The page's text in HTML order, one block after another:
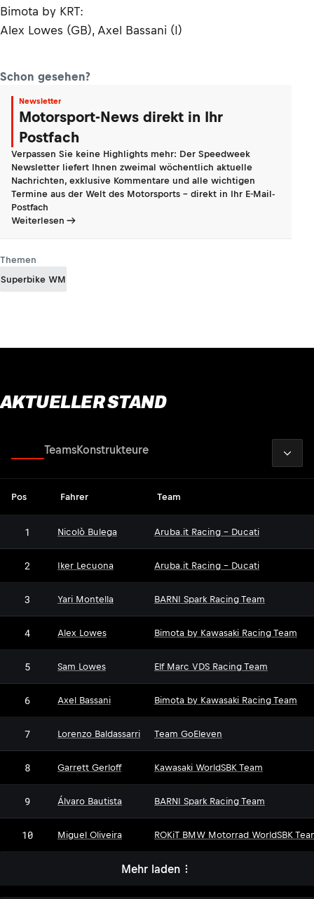
Bimota by KRT:
Alex Lowes (GB), Axel Bassani (I)
Schon gesehen?
Newsletter
Motorsport-News direkt in Ihr
Postfach
Verpassen Sie keine Highlights mehr: Der Speedweek
Newsletter liefert Ihnen zweimal wöchentlich aktuelle
Nachrichten, exklusive Kommentare und alle wichtigen
Termine aus der Welt des Motorsports - direkt in Ihr E-Mail-
Postfach
Weiterlesen
Themen
Superbike WM
AKTUELLER STAND
TeamsKonstrukteure
Pos Fahrer Team
1 Nicolò Bulega Aruba.it Racing - Ducati
2 Iker Lecuona Aruba.it Racing - Ducati
3 Yari Montella BARNI Spark Racing Team
4 Alex Lowes Bimota by Kawasaki Racing Team
5 Sam Lowes Elf Marc VDS Racing Team
6 Axel Bassani Bimota by Kawasaki Racing Team
7 Lorenzo Baldassarri Team GoEleven
8 Garrett Gerloff Kawasaki WorldSBK Team
9 Álvaro Bautista BARNI Spark Racing Team
10 Miguel Oliveira ROKiT BMW Motorrad WorldSBK
Mehr laden